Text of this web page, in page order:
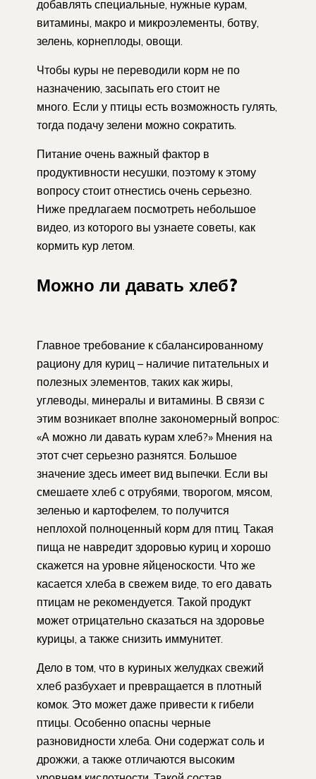
добавлять специальные, нужные курам,
витамины, макро и микроэлементы, ботву,
зелень, корнеплоды, овощи.
Чтобы куры не переводили корм не по
назначению, засыпать его стоит не
много. Если у птицы есть возможность гулять,
тогда подачу зелени можно сократить.
Питание очень важный фактор в
продуктивности несушки, поэтому к этому
вопросу стоит отнестись очень серьезно.
Ниже предлагаем посмотреть небольшое
видео, из которого вы узнаете советы, как
кормить кур летом.
Можно ли давать хлеб?
Главное требование к сбалансированному
рациону для куриц – наличие питательных и
полезных элементов, таких как жиры,
углеводы, минералы и витамины. В связи с
этим возникает вполне закономерный вопрос:
«А можно ли давать курам хлеб?» Мнения на
этот счет серьезно разнятся. Большое
значение здесь имеет вид выпечки. Если вы
смешаете хлеб с отрубями, творогом, мясом,
зеленью и картофелем, то получится
неплохой полноценный корм для птиц. Такая
пища не навредит здоровью куриц и хорошо
скажется на уровне яйценоскости. Что же
касается хлеба в свежем виде, то его давать
птицам не рекомендуется. Такой продукт
может отрицательно сказаться на здоровье
курицы, а также снизить иммунитет.
Дело в том, что в куриных желудках свежий
хлеб разбухает и превращается в плотный
комок. Это может даже привести к гибели
птицы. Особенно опасны черные
разновидности хлеба. Они содержат соль и
дрожжи, а также отличаются высоким